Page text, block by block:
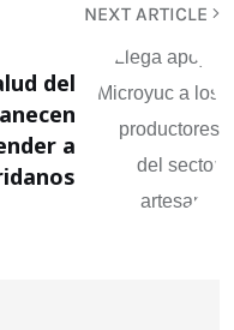
NEXT ARTICLE
del
a